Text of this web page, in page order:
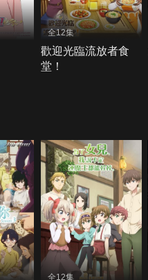
全12集
歡迎光臨流放者食
堂！
全12集